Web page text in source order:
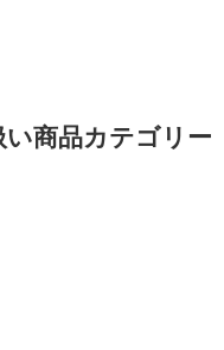
商品カテゴリー